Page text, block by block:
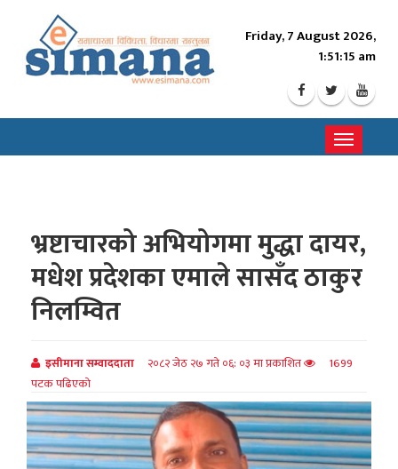
Friday, 7 August 2026,
1:51:16 am
Toggle
भ्रष्टाचारको अभियोगमा मुद्धा दायर,
मधेश प्रदेशका एमाले सासँद ठाकुर
निलम्वित
इसीमाना सम्वाददाता २०८२ जेठ २७ गते ०६: ०३ मा प्रकाशित
1699
पटक पढिएको